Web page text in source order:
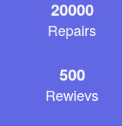
20000
Repairs
500
Rewievs